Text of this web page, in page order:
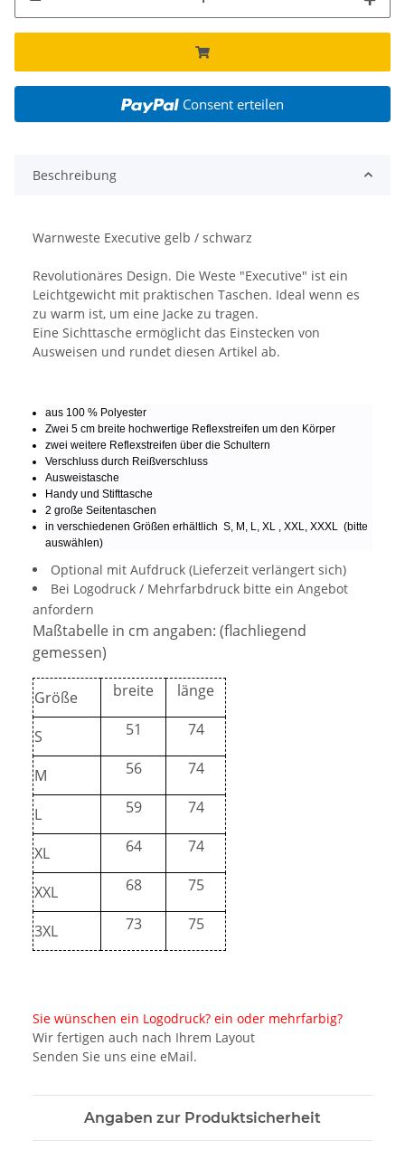
Consent erteilen
Beschreibung
Warnweste Executive gelb / schwarz
Revolutionäres Design. Die Weste "Executive" ist ein
Leichtgewicht mit praktischen Taschen. Ideal wenn es
zu warm ist, um eine Jacke zu tragen.
Eine Sichttasche ermöglicht das Einstecken von
Ausweisen und rundet diesen Artikel ab.
aus 100 % Polyester
Zwei 5 cm breite hochwertige Reflexstreifen um den Körper
zwei weitere Reflexstreifen über die Schultern
Verschluss durch Reißverschluss
Ausweistasche
Handy und Stifttasche
2 große Seitentaschen
in verschiedenen Größen erhältlich S, M, L, XL , XXL, XXXL (bitte
auswählen)
Optional mit Aufdruck (Lieferzeit verlängert sich)
Bei Logodruck / Mehrfarbdruck bitte ein Angebot
anfordern
Maßtabelle in cm angaben: (flachliegend
gemessen)
Größe breite länge
S 51 74
M 56 74
L 59 74
XL 64 74
XXL 68 75
3XL 73 75
Sie wünschen ein Logodruck? ein oder mehrfarbig?
Wir fertigen auch nach Ihrem Layout
Senden Sie uns eine eMail.
Angaben zur Produktsicherheit